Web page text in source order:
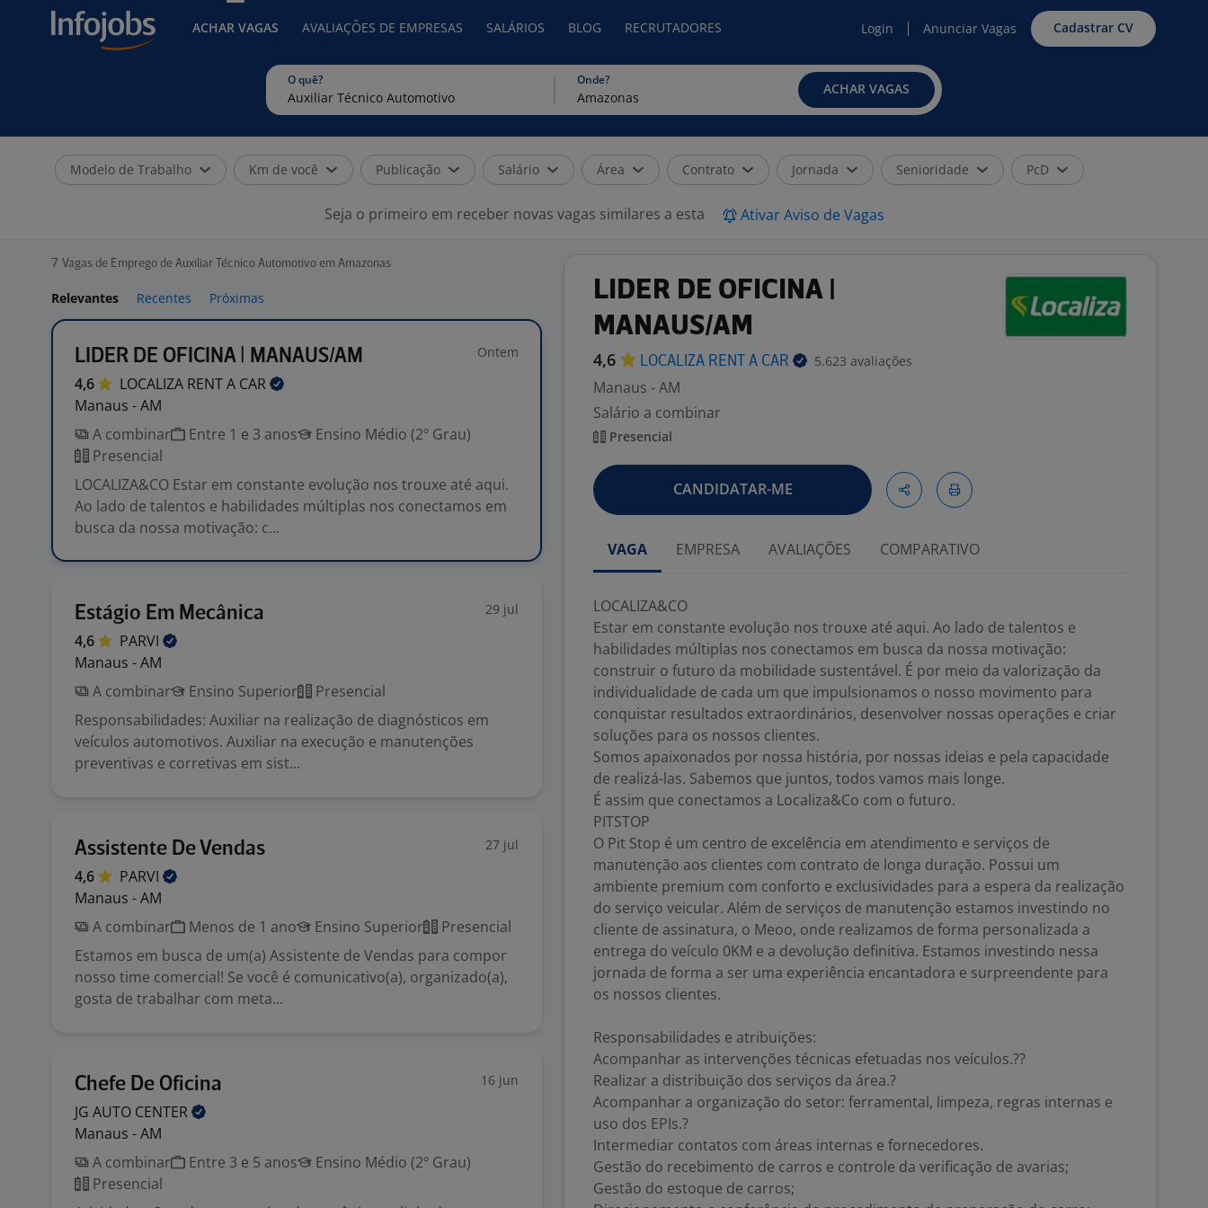
ACHAR VAGAS AVALIAÇÕES DE EMPRESAS SALÁRIOS BLOG RECRUTADORES Login Anunciar Vagas Cadastrar CV
O quê? Onde?
ACHAR VAGAS
Modelo de Trabalho Km de você Publicação Salário Área Contrato Jornada Senioridade PcD
Seja o primeiro em receber novas vagas similares a esta Ativar Aviso de Vagas
7 Vagas de Emprego de Auxiliar Técnico Automotivo em Amazonas
Relevantes Recentes Próximas
LIDER DE OFICINA | MANAUS/AM Ontem
4,6 LOCALIZA RENT A CAR
Manaus - AM
A combinar
Entre 1 e 3 anos
Ensino Médio (2º Grau)
Presencial
LOCALIZA&CO Estar em constante evolução nos trouxe até aqui.
Ao lado de talentos e habilidades múltiplas nos conectamos em
busca da nossa motivação: c...
Estágio Em Mecânica 29 jul
4,6
PARVI
Manaus - AM
A combinar
Ensino Superior
Presencial
Responsabilidades: Auxiliar na realização de diagnósticos em
veículos automotivos. Auxiliar na execução e manutenções
preventivas e corretivas em sist...
Assistente De Vendas 27 jul
4,6
PARVI
Manaus - AM
A combinar
Menos de 1 ano Ensino Superior
Presencial
Estamos em busca de um(a) Assistente de Vendas para compor
nosso time comercial! Se você é comunicativo(a), organizado(a),
gosta de trabalhar com meta...
Chefe De Oficina 16 jun
JG AUTO CENTER
Manaus - AM
A combinar
Entre 3 e 5 anos
Ensino Médio (2º Grau)
Presencial
LIDER DE OFICINA |
MANAUS/AM
4,6 LOCALIZA RENT A CAR 5.623 avaliações
Manaus - AM
Salário a combinar
Presencial
CANDIDATAR-ME
VAGA EMPRESA AVALIAÇÕES COMPARATIVO
LOCALIZA&CO
Estar em constante evolução nos trouxe até aqui. Ao lado de talentos e
habilidades múltiplas nos conectamos em busca da nossa motivação:
construir o futuro da mobilidade sustentável. É por meio da valorização da
individualidade de cada um que impulsionamos o nosso movimento para
conquistar resultados extraordinários, desenvolver nossas operações e criar
soluções para os nossos clientes.
Somos apaixonados por nossa história, por nossas ideias e pela capacidade
de realizá-las. Sabemos que juntos, todos vamos mais longe.
É assim que conectamos a Localiza&Co com o futuro.
PITSTOP
O Pit Stop é um centro de excelência em atendimento e serviços de
manutenção aos clientes com contrato de longa duração. Possui um
ambiente premium com conforto e exclusividades para a espera da realização
do serviço veicular. Além de serviços de manutenção estamos investindo no
cliente de assinatura, o Meoo, onde realizamos de forma personalizada a
entrega do veículo 0KM e a devolução definitiva. Estamos investindo nessa
jornada de forma a ser uma experiência encantadora e surpreendente para
os nossos clientes.
Responsabilidades e atribuições:
Acompanhar as intervenções técnicas efetuadas nos veículos.??
Realizar a distribuição dos serviços da área.?
Acompanhar a organização do setor: ferramental, limpeza, regras internas e
uso dos EPIs.?
Intermediar contatos com áreas internas e fornecedores.
Gestão do recebimento de carros e controle da verificação de avarias;
Gestão do estoque de carros;